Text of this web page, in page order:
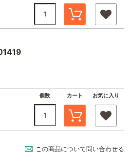
個数 カート お気に入り
この商品について問い合わせる